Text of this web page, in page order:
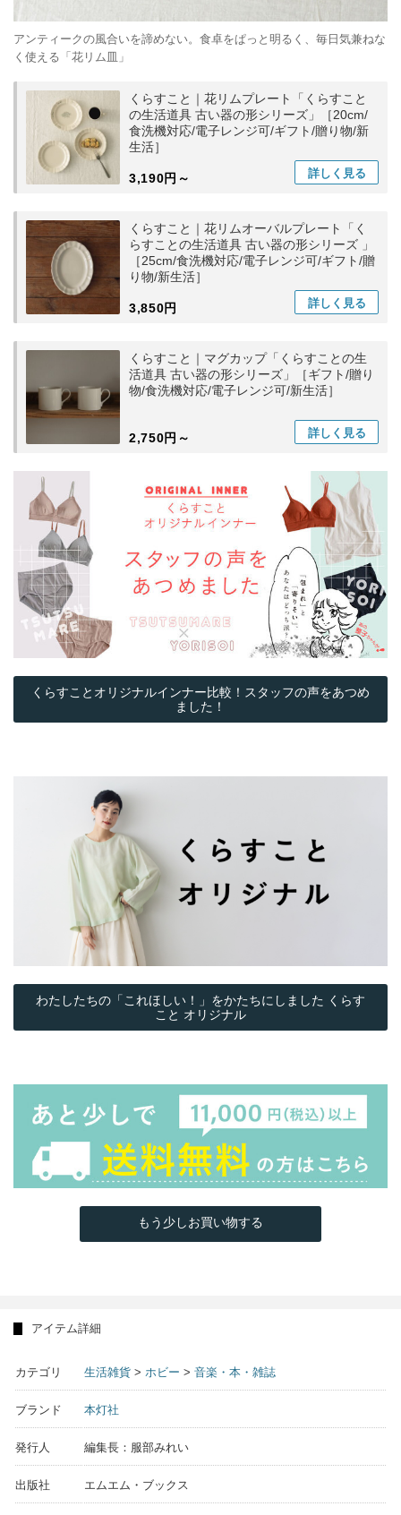
アンティークの風合いを諦めない。食卓をぱっと明るく、毎日気兼ねな
く使える「花リム皿」
くらすこと｜花リムプレート「くらすこと
の生活道具 古い器の形シリーズ」［20cm/
食洗機対応/電子レンジ可/ギフト/贈り物/新
生活］
3,190円～ 詳しく 見る
くらすこと｜花リムオーバルプレート「く
らすことの生活道具 古い器の形シリーズ 」
［25cm/食洗機対応/電子レンジ可/ギフト/贈
り物/新生活］
3,850円 詳しく 見る
くらすこと｜マグカップ「くらすことの生
活道具 古い器の形シリーズ」［ギフト/贈り
物/食洗機対応/電子レンジ可/新生活］
2,750円～ 詳しく 見る
くらすことオリジナルインナー比較！スタッフの声をあつめ
ました！
わたしたちの「これほしい！」をかたちにしました くらす
こと オリジナル
もう少しお買い物する
アイテム詳細
カテゴリ 生活雑貨 > ホビー > 音楽・本・雑誌
ブランド 本灯社
発行人 編集長：服部みれい
出版社 エムエム・ブックス